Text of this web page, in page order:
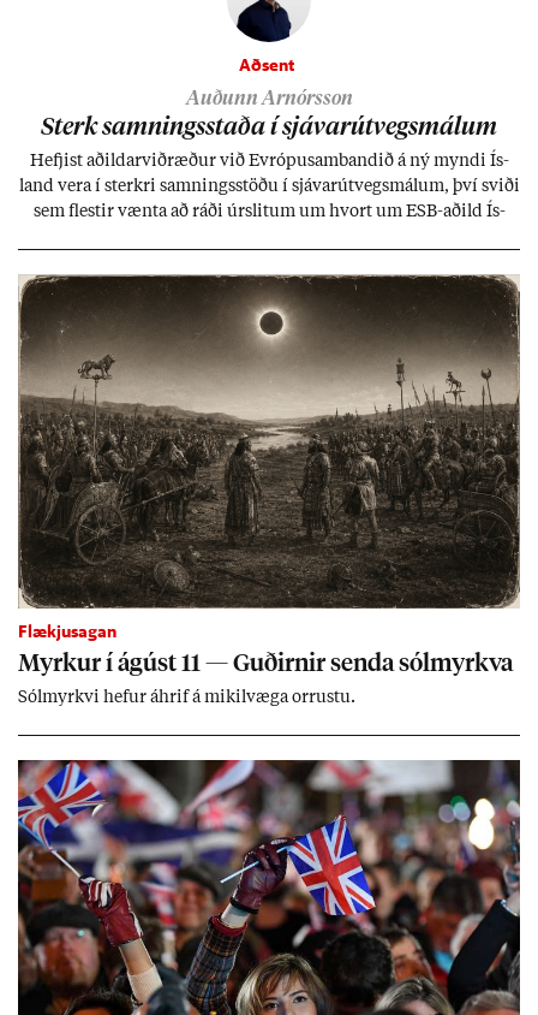
Aðsent
Auðunn Arnórsson
Sterk samn­ings­staða í sjáv­ar­út­vegs­mál­um
Hefj­ist að­ild­ar­við­ræð­ur við Evr­ópu­sam­band­ið á ný myndi Ís­
land vera í sterkri samn­ings­stöðu í sjáv­ar­út­vegs­mál­um, því sviði
sem flest­ir vænta að ráði úr­slit­um um hvort um ESB-að­ild Ís­
kerfi, en sveigj­an­leiki til lausna er um­tals­verð­ur.
Flækjusagan
Myrk­ur í ág­úst 11 — Guð­irn­ir senda sól­myrkva
Sól­myrkvi hef­ur áhrif á mik­il­væga orr­ustu.